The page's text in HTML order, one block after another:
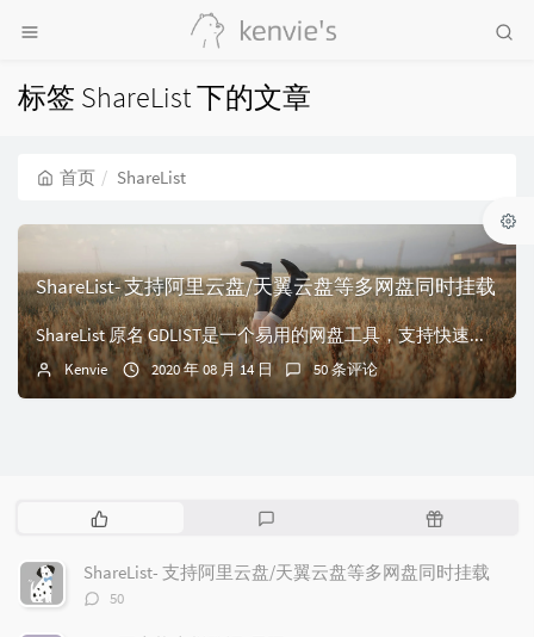
标签 ShareList 下的文章
首页 ShareList
ShareList- 支持阿里云盘/天翼云盘等多网盘同时挂载
ShareList 原名 GDLIST是一个易用的网盘工具，支持快速挂载 GoogleDrive、OneDrive ，可通过插件扩展功能。不占服务器空间；...
Kenvie 2020 年 08 月 14 日 50 条评论
热
文
章
评
随
文
ShareList- 支持阿里云盘/天翼云盘等多网盘同时挂载
评
50